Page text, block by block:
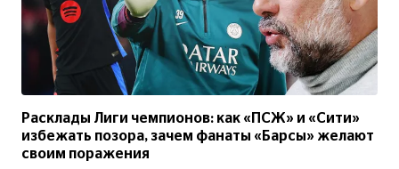
Расклады Лиги чемпионов: как «ПСЖ» и «Сити»
избежать позора, зачем фанаты «Барсы» желают
своим поражения